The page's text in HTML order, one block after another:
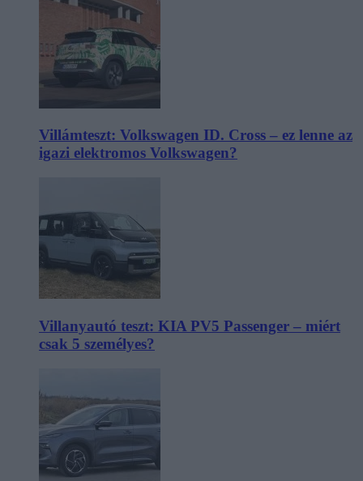
Villámteszt: Volkswagen ID. Cross – ez lenne az
igazi elektromos Volkswagen?
Villanyautó teszt: KIA PV5 Passenger – miért
csak 5 személyes?